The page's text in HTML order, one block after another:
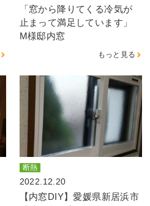
「窓から降りてくる冷気が
止まって満足しています」
M様邸内窓
もっと見る
断熱
2022.12.20
【内窓DIY】愛媛県新居浜市